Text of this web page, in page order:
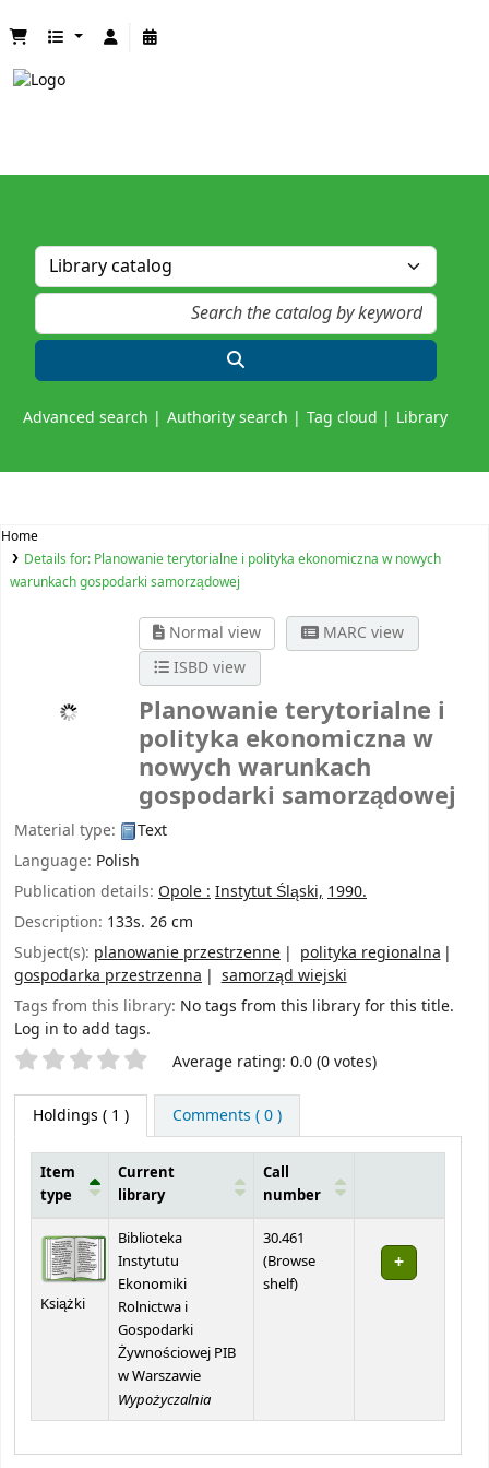
Advanced search Authority search Tag cloud Library
Home
Details for: Planowanie terytorialne i polityka ekonomiczna w nowych
warunkach gospodarki samorządowej
Normal view
MARC view
ISBD view
Planowanie terytorialne i
polityka ekonomiczna w
nowych warunkach
gospodarki samorządowej
Material type:
Text
Language: Polish
Publication details: Opole : Instytut Śląski, 1990.
Description: 133s. 26 cm
Subject(s): planowanie przestrzenne
polityka regionalna
gospodarka przestrzenna
samorząd wiejski
Tags from this library: No tags from this library for this title.
Log in to add tags.
Star ratings Average rating: 0.0 (0 votes)
Holdings ( 1 ) Comments ( 0 )
Item
type
Current
library
Call
number
Książki
Biblioteka
Instytutu
Ekonomiki
Rolnictwa i
Gospodarki
Żywnościowej PIB
w Warszawie
Wypożyczalnia
30.461
(Browse
shelf(Opens below)
)